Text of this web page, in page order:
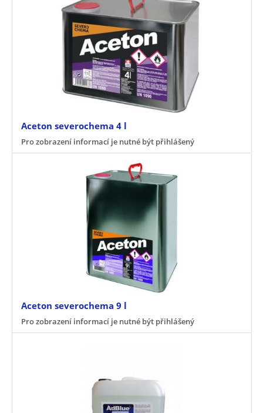
Aceton severochema 4 l
Pro zobrazení informací je nutné být přihlášený
Aceton severochema 9 l
Pro zobrazení informací je nutné být přihlášený